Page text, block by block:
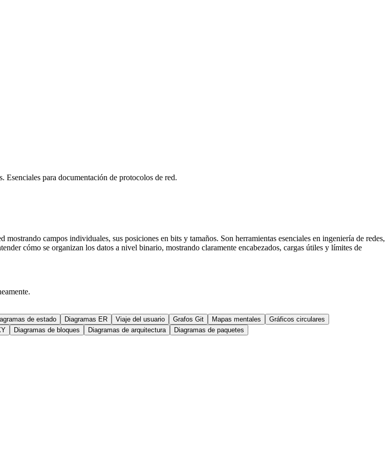
Esenciales para documentación de protocolos de red.
campos individuales, sus posiciones en bits y tamaños. Son herramientas esenciales en ingeniería de redes,
cómo se organizan los datos a nivel binario, mostrando claramente encabezados, cargas útiles y límites de
de estado Diagramas ER Viaje del usuario Grafos Git Mapas mentales
Gráficos circulares
Diagramas de bloques Diagramas de arquitectura Diagramas de paquetes